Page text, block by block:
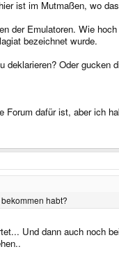
ist im Mutmaßen, wo
der Emulatoren. Wie
bezeichnet wurde.
Oder
dafür ist, aber ich
habt?
Und dann auch noch